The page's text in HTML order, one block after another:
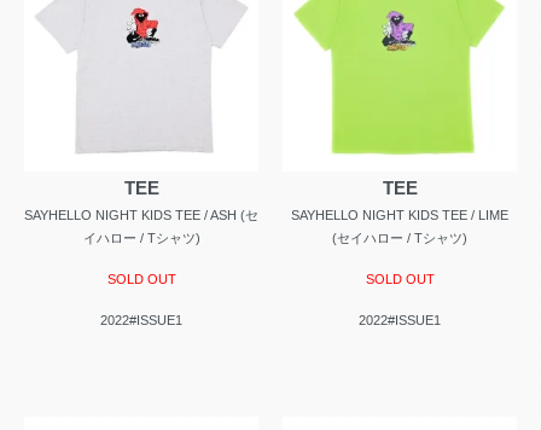
TEE
SAYHELLO NIGHT KIDS TEE / ASH (セ
イハロー / Tシャツ)
SOLD OUT
2022#ISSUE1
TEE
SAYHELLO NIGHT KIDS TEE / LIME
(セイハロー / Tシャツ)
SOLD OUT
2022#ISSUE1